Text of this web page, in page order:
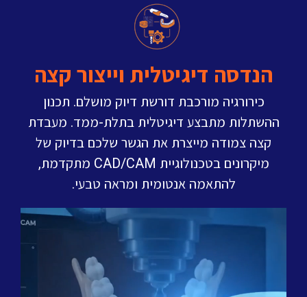
הנדסה דיגיטלית וייצור קצה
כירורגיה מורכבת דורשת דיוק מושלם. תכנון
ההשתלות מתבצע דיגיטלית בתלת-ממד. מעבדת
קצה צמודה מייצרת את הגשר שלכם בדיוק של
מיקרונים בטכנולוגיית CAD/CAM מתקדמת,
להתאמה אנטומית ומראה טבעי.